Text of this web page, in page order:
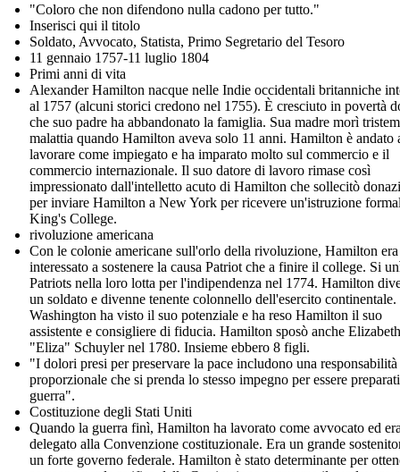
"Coloro che non difendono nulla cadono per tutto."
Inserisci qui il titolo
Soldato, Avvocato, Statista, Primo Segretario del Tesoro
11 gennaio 1757-11 luglio 1804
Primi anni di vita
Alexander Hamilton nacque nelle Indie occidentali britanniche
al 1757 (alcuni storici credono nel 1755). È cresciuto in povertà
che suo padre ha abbandonato la famiglia. Sua madre morì
malattia quando Hamilton aveva solo 11 anni. Hamilton è andato
lavorare come impiegato e ha imparato molto sul commercio e il
commercio internazionale. Il suo datore di lavoro rimase così
impressionato dall'intelletto acuto di Hamilton che sollecitò
per inviare Hamilton a New York per ricevere un'istruzione
King's College.
rivoluzione americana
Con le colonie americane sull'orlo della rivoluzione, Hamilton
interessato a sostenere la causa Patriot che a finire il college. Si
Patriots nella loro lotta per l'indipendenza nel 1774. Hamilton
un soldato e divenne tenente colonnello dell'esercito continentale.
Washington ha visto il suo potenziale e ha reso Hamilton il suo
assistente e consigliere di fiducia. Hamilton sposò anche Elizabeth
"Eliza" Schuyler nel 1780. Insieme ebbero 8 figli.
"I dolori presi per preservare la pace includono una responsabilità
proporzionale che si prenda lo stesso impegno per essere
guerra".
Costituzione degli Stati Uniti
Quando la guerra finì, Hamilton ha lavorato come avvocato ed
delegato alla Convenzione costituzionale. Era un grande
un forte governo federale. Hamilton è stato determinante per